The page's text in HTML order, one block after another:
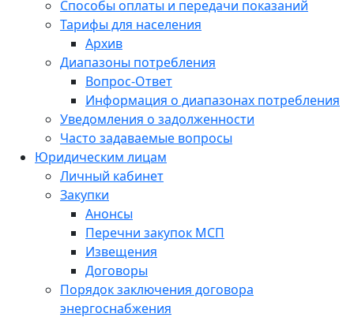
Способы оплаты и передачи показаний
Тарифы для населения
Архив
Диапазоны потребления
Вопрос-Ответ
Информация о диапазонах потребления
Уведомления о задолженности
Часто задаваемые вопросы
Юридическим лицам
Личный кабинет
Закупки
Анонсы
Перечни закупок МСП
Извещения
Договоры
Порядок заключения договора
энергоснабжения